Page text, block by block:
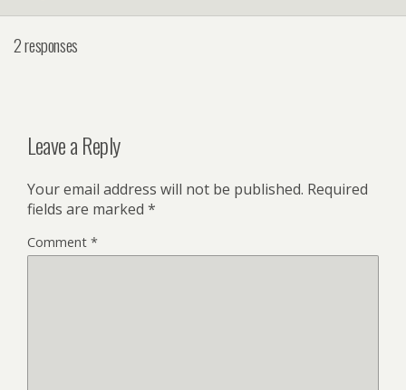
2 responses
Leave a Reply
Your email address will not be published. Required
fields are marked *
Comment *